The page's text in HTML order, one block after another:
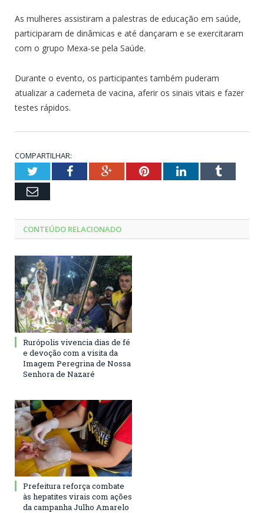
As mulheres assistiram a palestras de educação em saúde,
participaram de dinâmicas e até dançaram e se exercitaram
com o grupo Mexa-se pela Saúde.
Durante o evento, os participantes também puderam
atualizar a caderneta de vacina, aferir os sinais vitais e fazer
testes rápidos.
COMPARTILHAR:
TwitterFacebookGoogle+PinterestLinkedInTumblr
Email
CONTEÚDO RELACIONADO
Rurópolis vivencia dias de fé
e devoção com a visita da
Imagem Peregrina de Nossa
Senhora de Nazaré
Prefeitura reforça combate
às hepatites virais com ações
da campanha Julho Amarelo